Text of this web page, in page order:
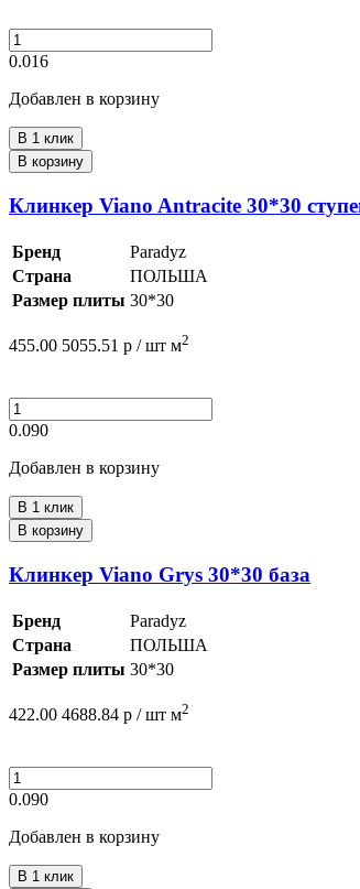
0.016
Добавлен в корзину
В 1 клик
В корзину
Клинкер Viano Antracite 30*30
Бренд
Paradyz
Страна
ПОЛЬША
Размер плиты 30*30
455.00 5055.51 р / шт м2
0.090
Добавлен в корзину
В 1 клик
В корзину
Клинкер Viano Grys 30*30 база
Бренд
Paradyz
Страна
ПОЛЬША
Размер плиты 30*30
422.00 4688.84 р / шт м2
0.090
Добавлен в корзину
В 1 клик